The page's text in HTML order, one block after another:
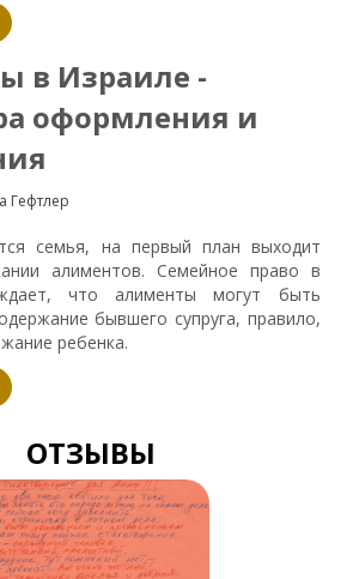
в Израиле -
оформления и
Гефтлер
семья, на первый план выходит
алиментов. Семейное право в
что алименты могут быть
бывшего супруга, правило,
ребенка.
ОТЗЫВЫ